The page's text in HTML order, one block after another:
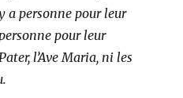
a personne pour leur
pour leur
l’Ave Maria, ni les